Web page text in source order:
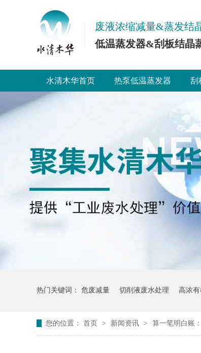
废液浓缩减量&蒸发结
低温蒸发器&刮板结晶
水清木华首页 热泵低温蒸发器 刮
热门关键词： 危废减量 切削液废水处理 高浓
您的位置： 首页 > 新闻资讯 > 算一笔明白账